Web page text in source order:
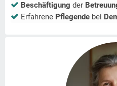
Beschäftigung der
Erfahrene Pflegende bei